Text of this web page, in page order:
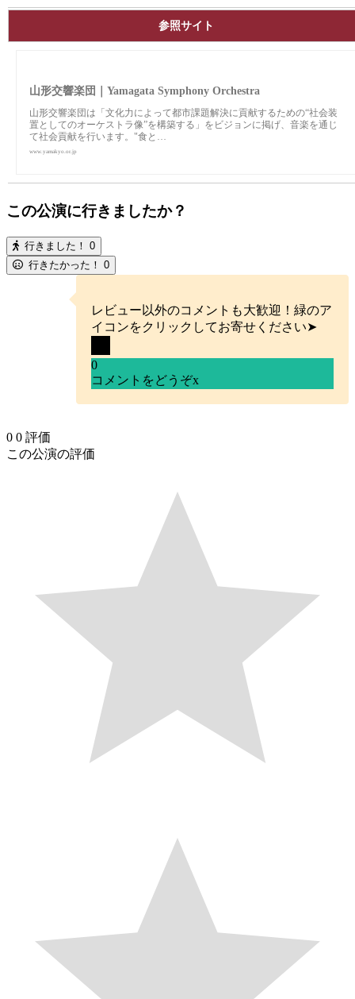
参照サイト
山形交響楽団｜Yamagata Symphony Orchestra
山形交響楽団は「⽂化⼒によって都市課題解決に貢献するための“社会装
置としてのオーケストラ像”を構築する」をビジョンに掲げ、音楽を通じ
て社会貢献を行います。"食と…
www.yamakyo.or.jp
この公演に行きましたか？
行きました！ 0
行きたかった！ 0
レビュー以外のコメントも大歓迎！緑のア
イコンをクリックしてお寄せください➤
0
コメントをどうぞx
0 0 評価
この公演の評価